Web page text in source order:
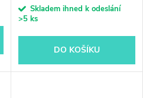
cena:Skladem ihned k odeslání
>5 ks
DO KOŠÍKU